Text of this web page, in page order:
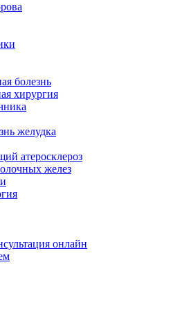
болезнь
хирургия
желудка
атеросклероз
желез
онлайн